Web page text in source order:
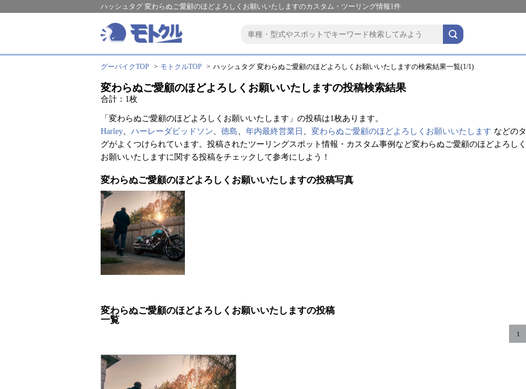
ハッシュタグ 変わらぬご愛顧のほどよろしくお願いいたしますのカスタム・ツーリング情報1件
グーバイクTOP モトクルTOP ハッシュタグ 変わらぬご愛顧のほどよろしくお願いいたしますの検索結果一覧(1/1)
変わらぬご愛顧のほどよろしくお願いいたしますの投稿検索結果
合計：1枚
「変わらぬご愛顧のほどよろしくお願いいたします」の投稿は1枚あります。
Harley、 ハーレーダビッドソン、 徳島、 年内最終営業日 、 変わらぬご愛顧のほどよろしくお願いいたします などのタ
グがよくつけられています。投稿されたツーリングスポット情報・カスタム事例など変わらぬご愛顧のほどよろしく
お願いいたしますに関する投稿をチェックして参考にしよう！
変わらぬご愛顧のほどよろしくお願いいたしますの投稿写真
変わらぬご愛顧のほどよろしくお願いいたしますの投稿
一覧
1